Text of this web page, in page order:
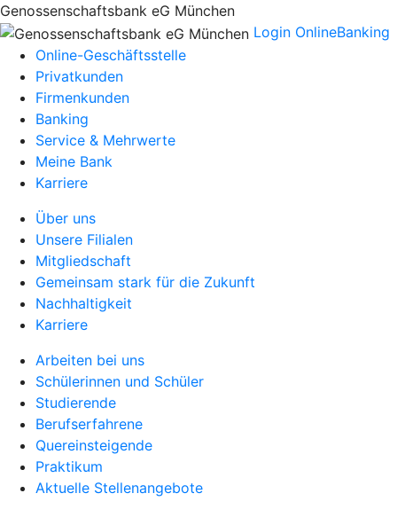
Genossenschaftsbank eG München
Login OnlineBanking
Online-Geschäftsstelle
Privatkunden
Firmenkunden
Banking
Service & Mehrwerte
Meine Bank
Karriere
Über uns
Unsere Filialen
Mitgliedschaft
Gemeinsam stark für die Zukunft
Nachhaltigkeit
Karriere
Arbeiten bei uns
Schülerinnen und Schüler
Studierende
Berufserfahrene
Quereinsteigende
Praktikum
Aktuelle Stellenangebote